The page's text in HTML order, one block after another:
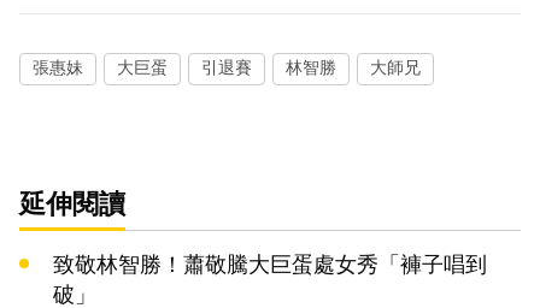
張惠妹 大巨蛋 引退賽 林智勝 大師兄
延伸閱讀
致敬林智勝！蕭敬騰大巨蛋處女秀「褲子唱到
破」